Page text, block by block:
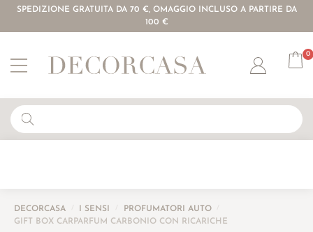
SPEDIZIONE GRATUITA DA 70 €, OMAGGIO INCLUSO A PARTIRE DA
100 €
Account
0
DECORCASA I SENSI PROFUMATORI AUTO
GIFT BOX CARPARFUM CARBONIO CON RICARICHE